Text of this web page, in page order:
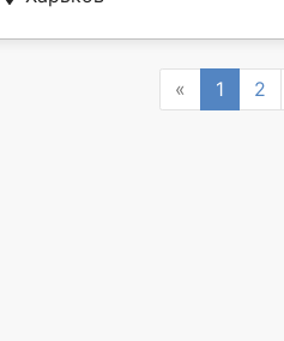
« Previous
1 2